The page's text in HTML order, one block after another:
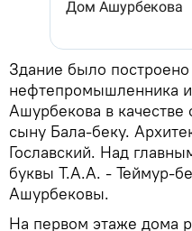
Здание было построено
нефтепромышленника
Ашурбекова в качестве
сыну Бала-беку.
Гославский. Над
буквы T.А.А. - Теймур-
Ашурбековы.
На первом этаже дома